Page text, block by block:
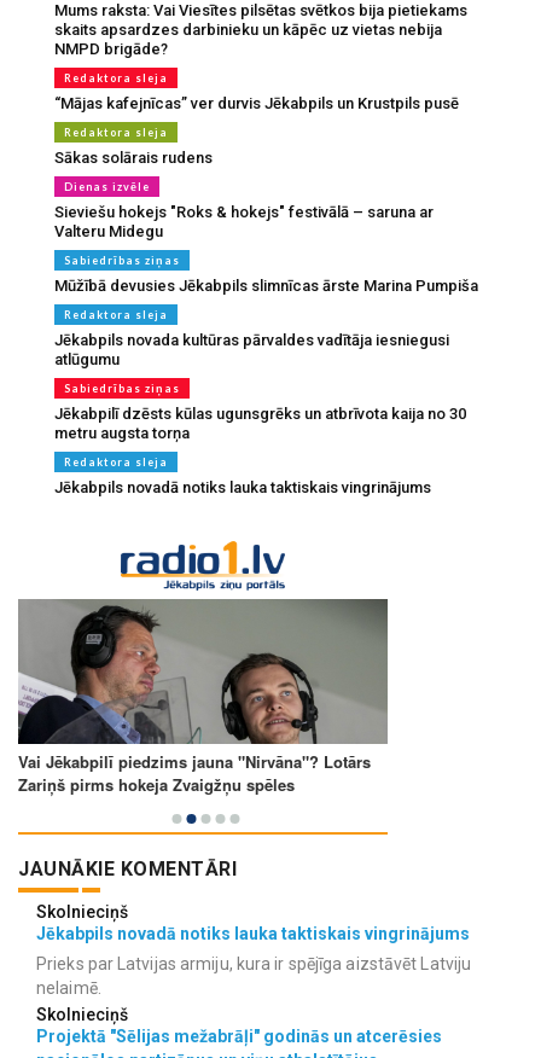
Mums raksta: Vai Viesītes pilsētas svētkos bija pietiekams
skaits apsardzes darbinieku un kāpēc uz vietas nebija
NMPD brigāde?
Redaktora sleja
“Mājas kafejnīcas” ver durvis Jēkabpils un Krustpils pusē
Redaktora sleja
Sākas solārais rudens
Dienas izvēle
Sieviešu hokejs "Roks & hokejs" festivālā – saruna ar
Valteru Midegu
Sabiedrības ziņas
Mūžībā devusies Jēkabpils slimnīcas ārste Marina Pumpiša
Redaktora sleja
Jēkabpils novada kultūras pārvaldes vadītāja iesniegusi
atlūgumu
Sabiedrības ziņas
Jēkabpilī dzēsts kūlas ugunsgrēks un atbrīvota kaija no 30
metru augsta torņa
Redaktora sleja
Jēkabpils novadā notiks lauka taktiskais vingrinājums
JAUNĀKIE KOMENTĀRI
Skolnieciņš
Jēkabpils novadā notiks lauka taktiskais vingrinājums
Prieks par Latvijas armiju, kura ir spējīga aizstāvēt Latviju
nelaimē.
Skolnieciņš
Projektā "Sēlijas mežabrāļi" godinās un atcerēsies